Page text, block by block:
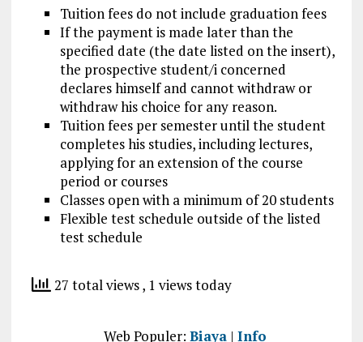
Tuition fees do not include graduation fees
If the payment is made later than the
specified date (the date listed on the insert),
the prospective student/i concerned
declares himself and cannot withdraw or
withdraw his choice for any reason.
Tuition fees per semester until the student
completes his studies, including lectures,
applying for an extension of the course
period or courses
Classes open with a minimum of 20 students
Flexible test schedule outside of the listed
test schedule
27 total views, 1 views today
Web Populer:Biaya |Info